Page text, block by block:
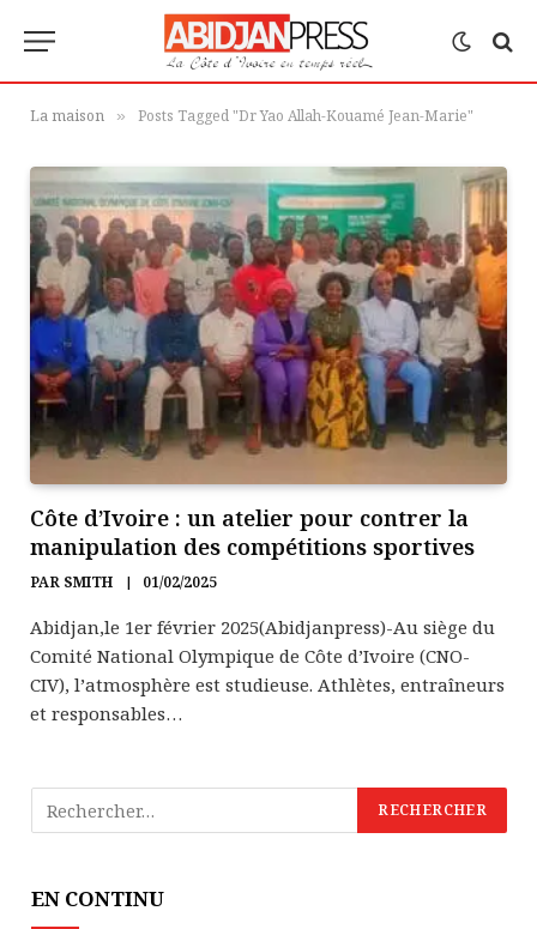
La maison » Posts Tagged "Dr Yao Allah-Kouamé Jean-Marie"
Côte d’Ivoire : un atelier pour contrer la
manipulation des compétitions sportives
PAR SMITH 01/02/2025
Abidjan,le 1er février 2025(Abidjanpress)-Au siège du
Comité National Olympique de Côte d’Ivoire (CNO-
CIV), l’atmosphère est studieuse. Athlètes, entraîneurs
et responsables…
EN CONTINU